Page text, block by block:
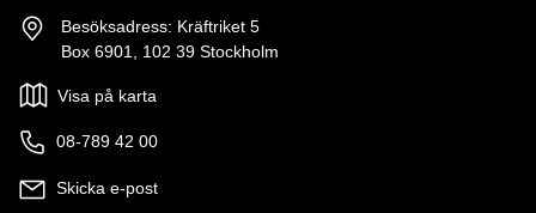
Besöksadress: Kräftriket 5
Box 6901, 102 39 Stockholm
Visa på karta
08-789 42 00
Skicka e-post